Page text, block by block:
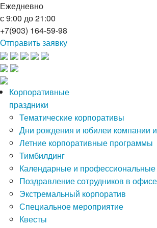
Ежедневно
с 9:00 до 21:00
+7(903) 164-59-98
Отправить заявку
Корпоративные
праздники
Тематические корпоративы
Дни рождения и юбилеи компании
Летние корпоративные программы
Тимбилдинг
Календарные и профессиональные
Поздравление сотрудников в
Экстремальный корпоратив
Специальное мероприятие
Квесты